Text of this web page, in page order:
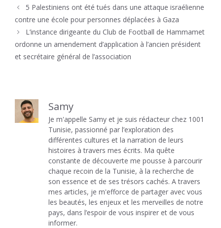
5 Palestiniens ont été tués dans une attaque israélienne
contre une école pour personnes déplacées à Gaza
L’instance dirigeante du Club de Football de Hammamet
ordonne un amendement d’application à l’ancien président
et secrétaire général de l’association
Samy
Je m'appelle Samy et je suis rédacteur chez 1001
Tunisie, passionné par l’exploration des
différentes cultures et la narration de leurs
histoires à travers mes écrits. Ma quête
constante de découverte me pousse à parcourir
chaque recoin de la Tunisie, à la recherche de
son essence et de ses trésors cachés. A travers
mes articles, je m'efforce de partager avec vous
les beautés, les enjeux et les merveilles de notre
pays, dans l’espoir de vous inspirer et de vous
informer.